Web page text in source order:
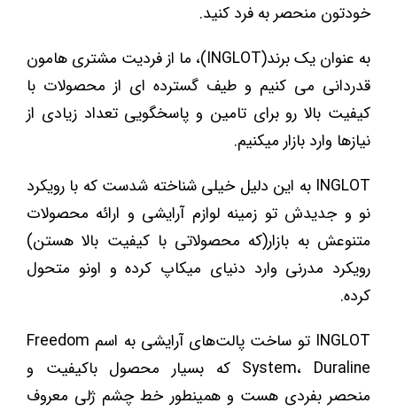
خودتون منحصر به فرد کنید.
به عنوان یک برند(INGLOT)، ما از فردیت مشتری هامون
قدردانی می کنیم و طیف گسترده ای از محصولات با
کیفیت بالا رو برای تامین و پاسخگویی تعداد زیادی از
نیازها وارد بازار میکنیم.
INGLOT به این دلیل خیلی شناخته شدست که با رویکرد
نو و جدیدش تو زمینه لوازم آرایشی و ارائه محصولات
متنوعش به بازار(که محصولاتی با کیفیت بالا هستن)
رویکرد مدرنی وارد دنیای میکاپ کرده و اونو متحول
کرده.
INGLOT تو ساخت پالت‌های آرایشی به اسم Freedom
System، Duraline که بسیار محصول باکیفیت و
منحصر بفردی هست و همینطور خط چشم ژلی معروف